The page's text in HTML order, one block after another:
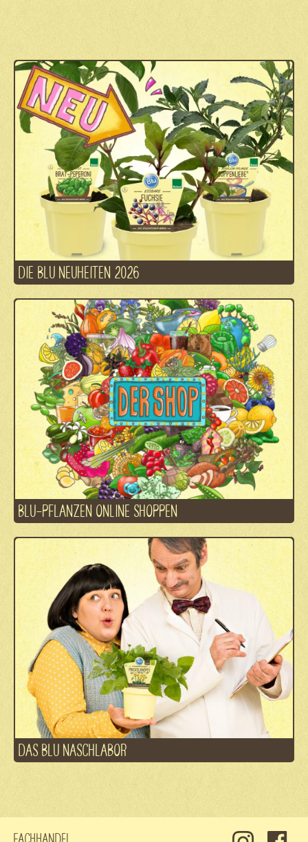
DIE BLU NEUHEITEN 2026
BLU-PFLANZEN ONLINE SHOPPEN
DAS BLU NASCHLABOR
Fachhandel